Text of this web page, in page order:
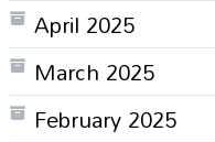
April 2025
March 2025
February 2025